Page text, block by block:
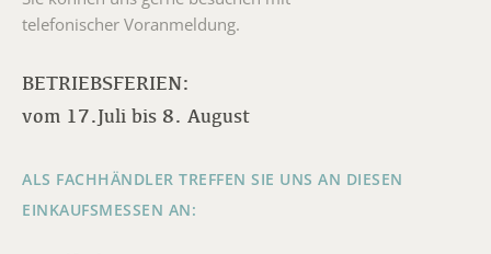
telefonischer Voranmeldung.
BETRIEBSFERIEN:
vom 17.Juli bis 8. August
ALS FACHHÄNDLER TREFFEN SIE UNS AN DIESEN
EINKAUFSMESSEN AN: